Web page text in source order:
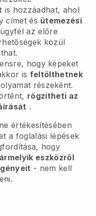
is hozzáadhat, ahol
címet és ütemezési
az előre
közül
hogy képeket
is feltölthetnek
részeként.
rögzítheti az
.
értékesítésében
a foglalási lépések
hogy
eszközről
- nem kell